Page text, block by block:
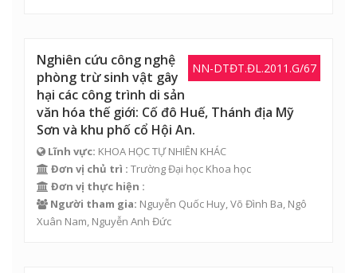
NN-DTĐT.ĐL.2011.G/67
Nghiên cứu công nghệ
phòng trừ sinh vật gây
hại các công trình di sản
văn hóa thế giới: Cố đô Huế, Thánh địa Mỹ
Sơn và khu phố cổ Hội An.
Lĩnh vực: KHOA HỌC TỰ NHIÊN KHÁC
Đơn vị chủ trì : Trường Đại học Khoa học
Đơn vị thực hiện :
Người tham gia: Nguyễn Quốc Huy,Võ Đình Ba, Ngô
Xuân Nam, Nguyễn Anh Đức